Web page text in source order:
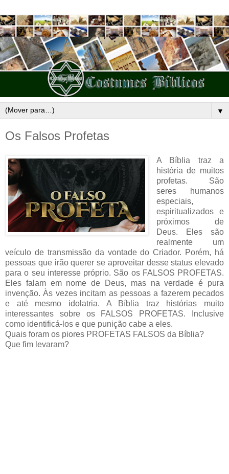
▼
Os Falsos Profetas
A Bíblia traz a
história de muitos
profetas. São
seres humanos
especiais,
espiritualizados e
próximos de
Deus. Eles são
realmente um
veículo de transmissão da vontade do Criador. Porém, há
pessoas que irão querer se aproveitar desse status elevado
para o seu interesse próprio. São os FALSOS PROFETAS.
Eles falam em nome de Deus, mas na verdade é pura
invenção. Às vezes incitam as pessoas a fazerem pecados
e até mesmo idolatria. A Bíblia traz histórias muito
interessantes sobre os FALSOS PROFETAS. Inclusive
como identificá-los e que punição cabe a eles.
Quais foram os piores PROFETAS FALSOS da Bíblia?
Que fim levaram?